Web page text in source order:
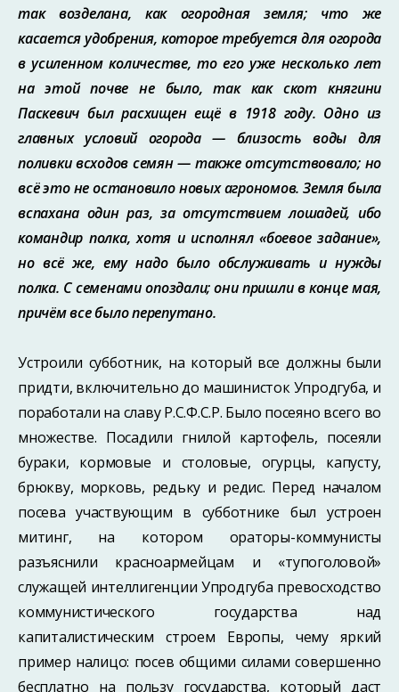
так возделана, как огородная земля; что же
касается удобрения, кото­рое требуется для огорода
в усиленном количестве, то его уже несколько лет
на этой почве не было, так как скот княгини
Паскевич был расхищен ещё в 1918 году. Одно из
главных условий огорода — близость воды для
поливки всходов семян — также от­сутствовало; но
всё это не остановило новых агрономов. Земля была
вспахана один раз, за отсутствием лошадей, ибо
командир полка, хотя и исполнял «боевое зада­ние»,
но всё же, ему надо было обслуживать и нужды
полка. С семенами опоздали; они пришли в конце мая,
причём все было перепутано.
Устроили субботник, на который все должны были
придти, включительно до машинисток Упродгуба, и
поработали на славу Р.С.Ф.С.Р. Было посеяно всего во
множестве. Посадили гнилой картофель, посеяли
бураки, кормовые и столовые, огурцы, капусту,
брюкву, морковь, редьку и редис. Перед началом
посева участвую­щим в субботнике был устроен
митинг, на котором ораторы-коммунисты
разъясни­ли красноармейцам и «тупоголовой»
служащей интеллигенции Упродгуба превос­ходство
коммунистического государства над
капиталистическим строем Европы, чему яркий
пример налицо: посев общими силами совершенно
бесплатно на поль­зу государства, который даст